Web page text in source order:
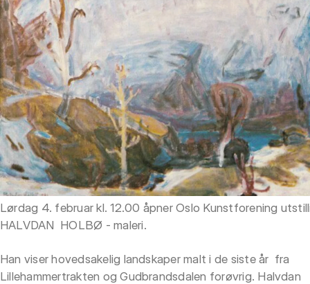
Lørdag 4. februar kl. 12.00 åpner Oslo Kunstforening
HALVDAN HOLBØ - maleri.
Han viser hovedsakelig landskaper malt i de siste år fra
Lillehammertrakten og Gudbrandsdalen forøvrig. Halvdan